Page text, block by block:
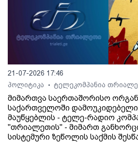
21-07-2026 17:46
პოლიტიკა
• ტელეკომპანია
მიმართვა საერთაშორისო
საქართველოში
მაუწყებლის - ტელე-რადიო
"თრიალეთის" - მიმართ
სისტემური ზეწოლის საქმის